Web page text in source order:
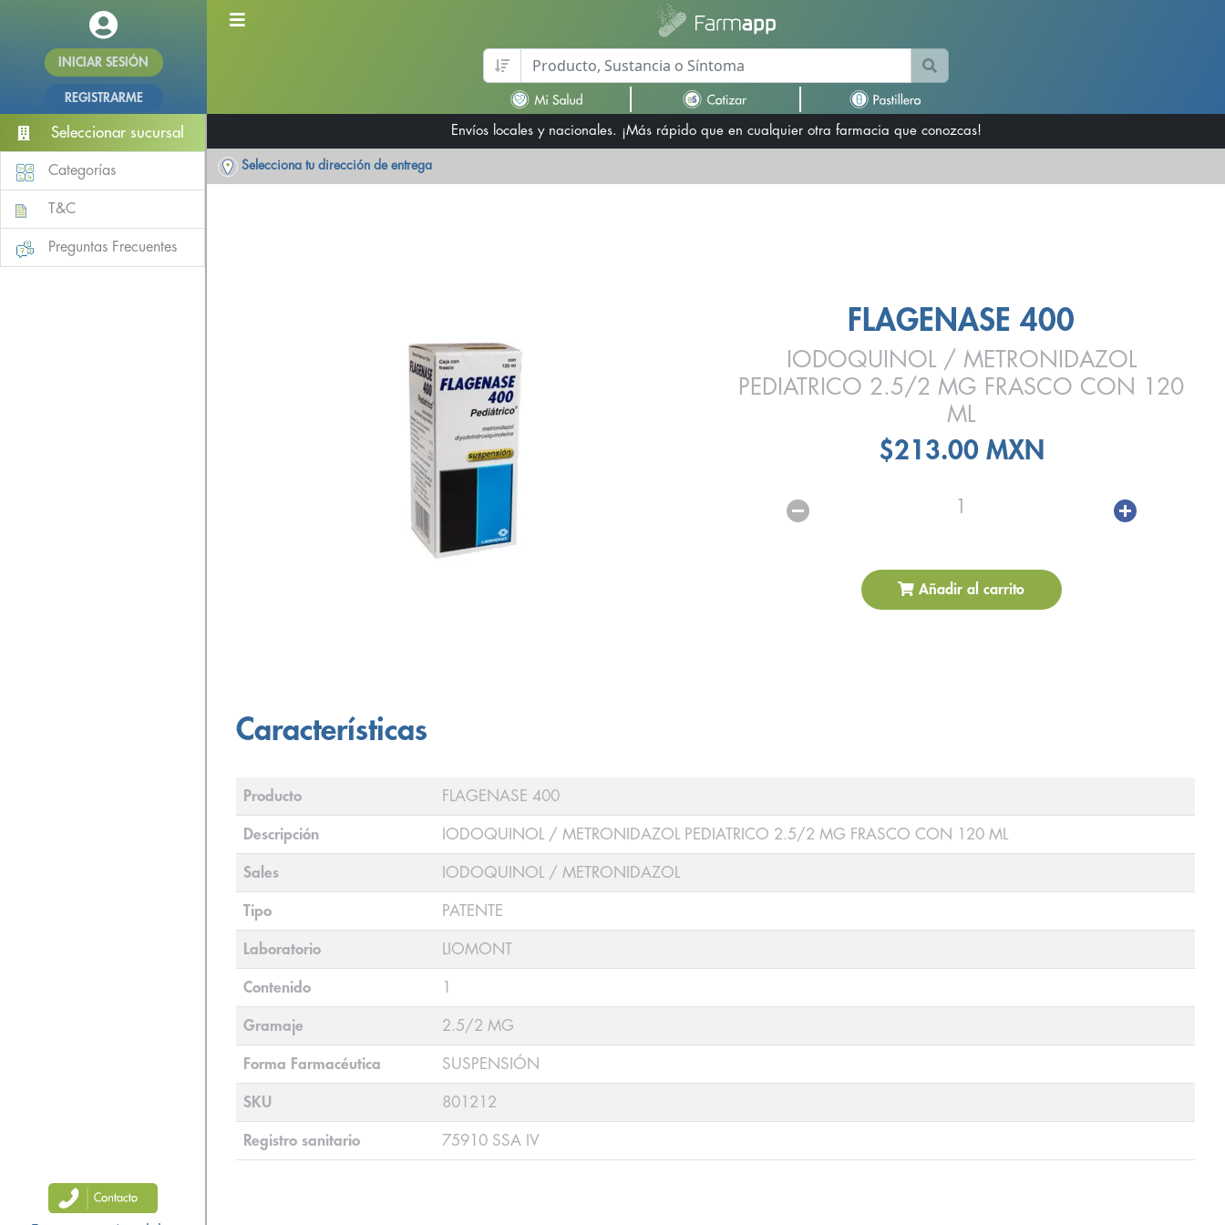
INICIAR SESIÓN
REGISTRARME
Seleccionar sucursal
Categorías
T&C
Preguntas Frecuentes
Envíos locales y nacionales. ¡Más rápido que en cualquier otra farmacia que conozcas!
Selecciona tu dirección de entrega
FLAGENASE 400
IODOQUINOL / METRONIDAZOL
PEDIATRICO 2.5/2 MG FRASCO CON 120
ML
$213.00 MXN
1
Añadir al carrito
Características
Producto FLAGENASE 400
Descripción IODOQUINOL / METRONIDAZOL PEDIATRICO 2.5/2 MG FRASCO CON 120 ML
Sales IODOQUINOL / METRONIDAZOL
Tipo PATENTE
Laboratorio LIOMONT
Contenido 1
Gramaje 2.5/2 MG
Forma Farmacéutica SUSPENSIÓN
SKU 801212
Registro sanitario 75910 SSA IV